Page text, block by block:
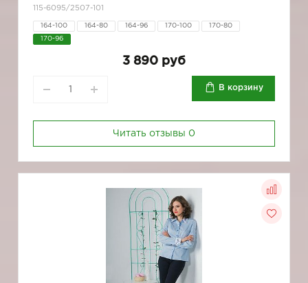
115-6095/2507-101
164-100 164-80 164-96 170-100 170-80
170-96
3 890 руб
В корзину
Читать отзывы 0